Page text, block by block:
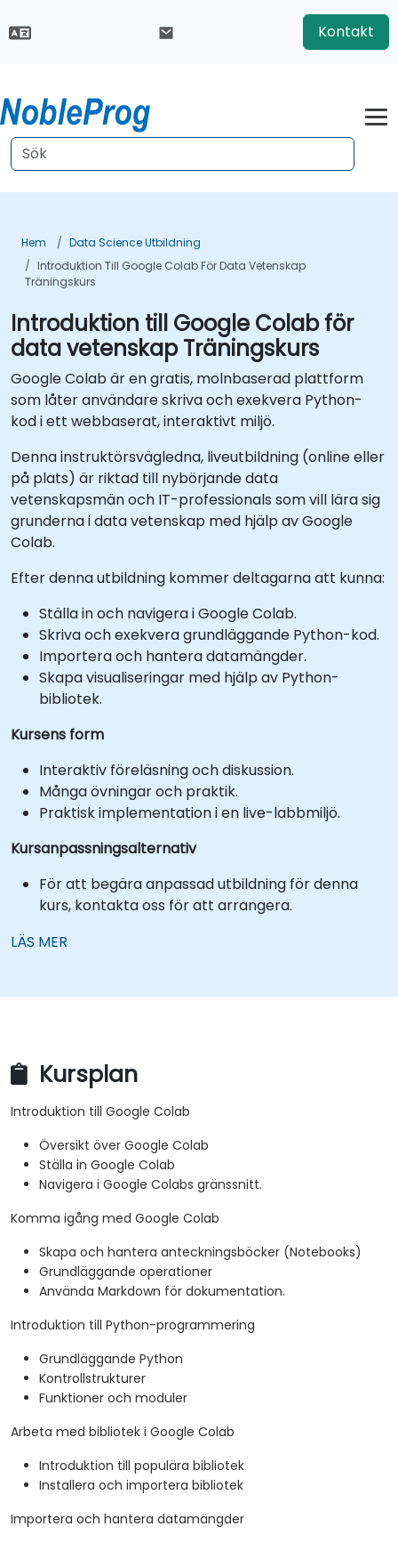
Kontakt
Hem
Data Science Utbildning
Introduktion Till Google Colab För Data Vetenskap
Träningskurs
Introduktion till Google Colab för
data vetenskap Träningskurs
Google Colab är en gratis, molnbaserad plattform
som låter användare skriva och exekvera Python-
kod i ett webbaserat, interaktivt miljö.
Denna instruktörsvägledna, liveutbildning (online eller
på plats) är riktad till nybörjande data
vetenskapsmän och IT-professionals som vill lära sig
grunderna i data vetenskap med hjälp av Google
Colab.
Efter denna utbildning kommer deltagarna att kunna:
Ställa in och navigera i Google Colab.
Skriva och exekvera grundläggande Python-kod.
Importera och hantera datamängder.
Skapa visualiseringar med hjälp av Python-
bibliotek.
Kursens form
Interaktiv föreläsning och diskussion.
Många övningar och praktik.
Praktisk implementation i en live-labbmiljö.
Kursanpassningsalternativ
För att begära anpassad utbildning för denna
kurs, kontakta oss för att arrangera.
LÄS MER
Kursplan
Introduktion till Google Colab
Översikt över Google Colab
Ställa in Google Colab
Navigera i Google Colabs gränssnitt.
Komma igång med Google Colab
Skapa och hantera anteckningsböcker (Notebooks)
Grundläggande operationer
Använda Markdown för dokumentation.
Introduktion till Python-programmering
Grundläggande Python
Kontrollstrukturer
Funktioner och moduler
Arbeta med bibliotek i Google Colab
Introduktion till populära bibliotek
Installera och importera bibliotek
Importera och hantera datamängder